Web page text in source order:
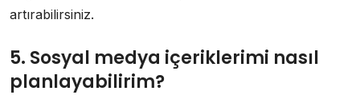
artırabilirsiniz.
5. Sosyal medya içeriklerimi nasıl
planlayabilirim?